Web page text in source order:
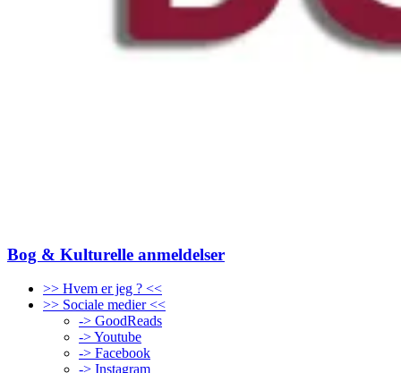
Bog & Kulturelle anmeldelser
>> Hvem er jeg ? <<
>> Sociale medier <<
-> GoodReads
-> Youtube
-> Facebook
-> Instagram